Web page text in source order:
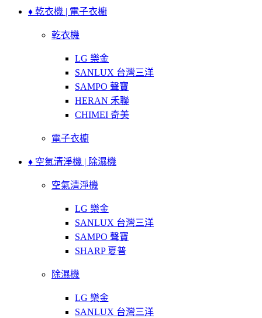
♦ 乾衣機 | 電子衣櫥
乾衣機
LG 樂金
SANLUX 台灣三洋
SAMPO 聲寶
HERAN 禾聯
CHIMEI 奇美
電子衣櫥
♦ 空氣清淨機 | 除濕機
空氣清淨機
LG 樂金
SANLUX 台灣三洋
SAMPO 聲寶
SHARP 夏普
除濕機
LG 樂金
SANLUX 台灣三洋